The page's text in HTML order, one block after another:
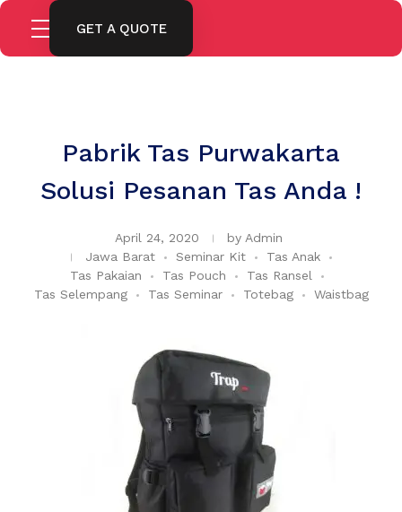
GET A QUOTE
Pabrik Tas Purwakarta
Solusi Pesanan Tas Anda !
April 24, 2020 by Admin
Jawa Barat
Seminar Kit
Tas Anak
Tas Pakaian
Tas Pouch
Tas Ransel
Tas Selempang
Tas Seminar Totebag Waistbag